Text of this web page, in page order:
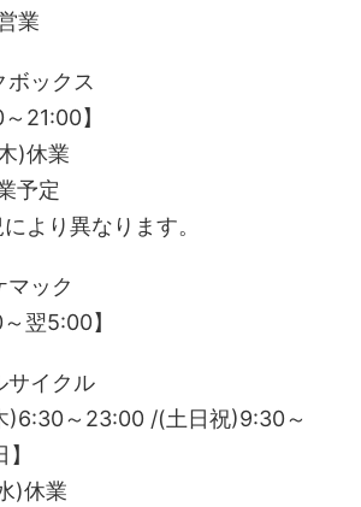
業
ックス
21:00】
)休業
予定
より異なります。
ック
翌5:00】
イクル
)6:30～23:00 /(土日祝)9:30～
)休業